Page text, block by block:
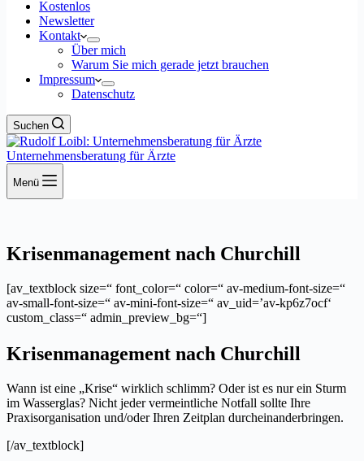
Kostenlos
Newsletter
Kontakt
Über mich
Warum Sie mich gerade jetzt brauchen
Impressum
Datenschutz
Suchen
Unternehmensberatung für Ärzte
Menü
Krisenmanagement nach Churchill
[av_textblock size=“ font_color=“ color=“ av-medium-font-size=“
av-small-font-size=“ av-mini-font-size=“ av_uid=’av-kp6z7ocf‘
custom_class=“ admin_preview_bg=“]
Krisenmanagement nach Churchill
Wann ist eine „Krise“ wirklich schlimm? Oder ist es nur ein Sturm
im Wasserglas? Nicht jeder vermeintliche Notfall sollte Ihre
Praxisorganisation und/oder Ihren Zeitplan durcheinanderbringen.
[/av_textblock]